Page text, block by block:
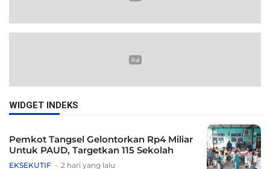
WIDGET INDEKS
Pemkot Tangsel Gelontorkan Rp4 Miliar
Untuk PAUD, Targetkan 115 Sekolah
EKSEKUTIF 2 hari yang lalu